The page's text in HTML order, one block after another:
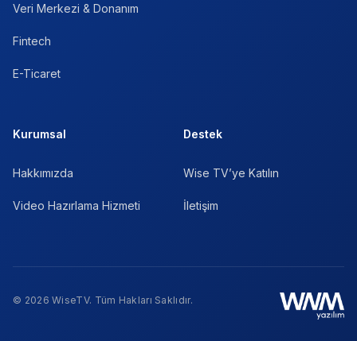
Veri Merkezi & Donanım
Fintech
E-Ticaret
Kurumsal
Hakkımızda
Video Hazırlama Hizmeti
Destek
Wise TV’ye Katılın
İletişim
© 2026 WiseTV. Tüm Hakları Saklıdır.